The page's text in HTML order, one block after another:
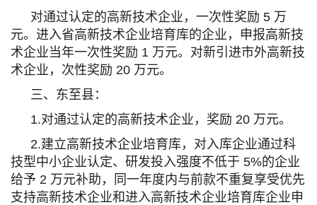
对通过认定的高新技术企业，一次性奖励 5 万
元。进入省高新技术企业培育库的企业，申报高新技
术企业当年一次性奖励 1 万元。对新引进市外高新技
术企业，次性奖励 20 万元。
三、东至县：
1.对通过认定的高新技术企业，奖励 20 万元。
2.建立高新技术企业培育库，对入库企业通过科
技型中小企业认定、研发投入强度不低于 5%的企业
给予 2 万元补助，同一年度内与前款不重复享受优先
支持高新技术企业和进入高新技术企业培育库企业申